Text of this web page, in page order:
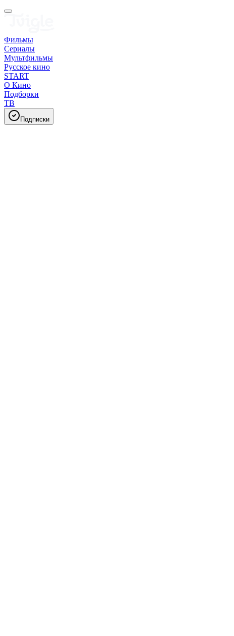
Фильмы
Сериалы
Мультфильмы
Русское кино
START
О Кино
Подборки
ТВ
Подписки